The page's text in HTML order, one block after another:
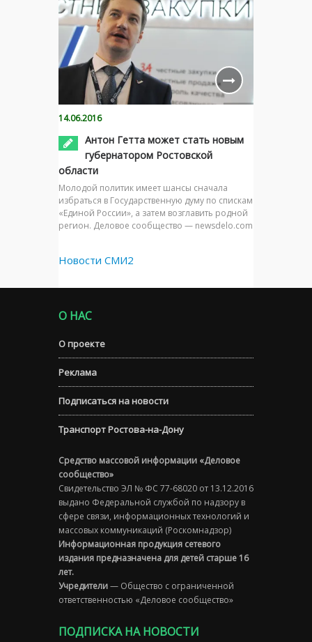
14.06.2016
Антон Гетта может стать новым
губернатором Ростовской
области
Молодой политик имеет шансы сначала
избраться в Государственную думу по спискам
«Единой России», а затем возглавить родной
регион. Деловое сообщество — newsdelo.com
Новости СМИ2
О НАС
О проекте
Реклама
Подписаться на новости
Транспорт Ростова-на-Дону
Средство массовой информации «Деловое
сообщество»
Свидетельство ЭЛ № ФС 77-68020 от 13.12.2016
выдано Федеральной службой по надзору в
сфере связи, информационных технологий и
массовых коммуникаций (Роскомнадзор)
Информационная продукция сетевого
издания предназначена для детей старше 16
лет.
Учредители— Общество с ограниченной
ответственностью «Деловое сообщество»
ПОДПИСКА НА НОВОСТИ